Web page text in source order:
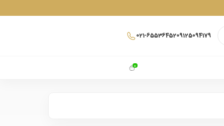
021-6553645209125094179
0